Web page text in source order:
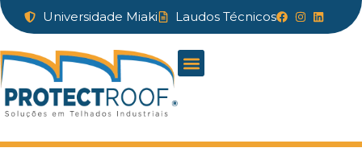
Universidade Miaki Laudos Técnicos